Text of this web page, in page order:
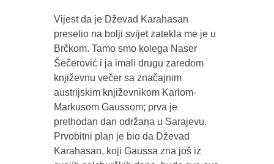
Vijest da je Dževad Karahasan
preselio na bolji svijet zatekla me je u
Brčkom. Tamo smo kolega Naser
Šečerović i ja imali drugu zaredom
književnu večer sa značajnim
austrijskim književnikom Karlom-
Markusom Gaussom; prva je
prethodan dan održana u Sarajevu.
Prvobitni plan je bio da Dževad
Karahasan, koji Gaussa zna još iz